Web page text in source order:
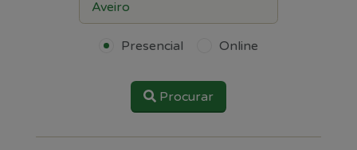
Presencial Online
Procurar